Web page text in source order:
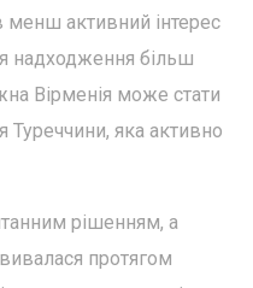
менш активний інтерес
надходження більш
Вірменія може стати
яка активно
рішенням, а
протягом